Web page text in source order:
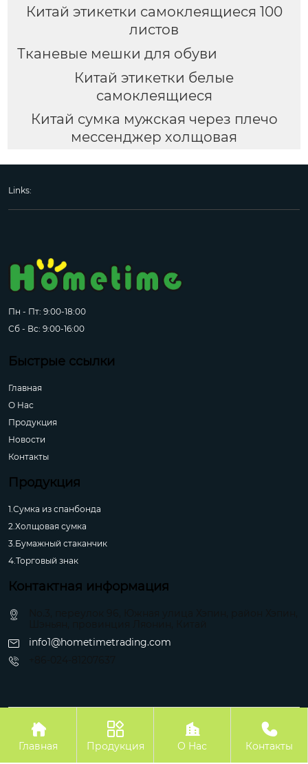
Китай этикетки самоклеящиеся 100
листов
Тканевые мешки для обуви
Китай этикетки белые
самоклеящиеся
Китай сумка мужская через плечо
мессенджер холщовая
Links:
Пн - Пт: 9:00-18:00
Сб - Вс: 9:00-16:00
Быстрые ссылки
Главная
О Hас
Продукция
Новости
Контакты
Продукция
1.Сумка из спанбонда
2.Холщовая сумка
3.Бумажный стаканчик
4.Торговый знак
Контактная информация
info1@hometimetrading.com
Авторское право©Шэньян Хуэйфэнтай Импорт и Экспорт Ко.

Главная

Продукция

О Hас

Контакты